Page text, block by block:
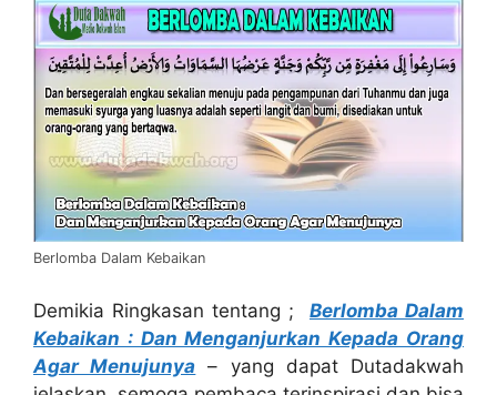
Berlomba Dalam Kebaikan
Demikia Ringkasan tentang ; Berlomba Dalam
Kebaikan : Dan Menganjurkan Kepada Orang
Agar Menujunya – yang dapat Dutadakwah